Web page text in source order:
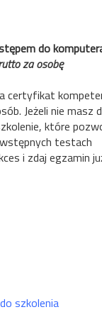
do
za osobę
certyfikat
Jeżeli nie masz
które
testach
i zdaj egzamin
szkolenia